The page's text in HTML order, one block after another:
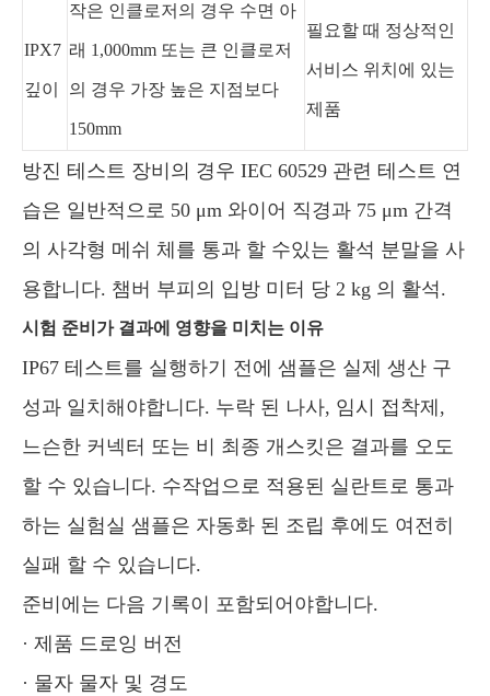
IPX7
깊이
작은 인클로저의 경우 수면 아
래 1,000mm 또는 큰 인클로저
의 경우 가장 높은 지점보다
150mm
필요할 때 정상적인
서비스 위치에 있는
제품
방진 테스트 장비의 경우 IEC 60529 관련 테스트 연
습은 일반적으로 50 μm 와이어 직경과 75 μm 간격
의 사각형 메쉬 체를 통과 할 수있는 활석 분말을 사
용합니다. 챔버 부피의 입방 미터 당 2 kg 의 활석.
시험 준비가 결과에 영향을 미치는 이유
IP67 테스트를 실행하기 전에 샘플은 실제 생산 구
성과 일치해야합니다. 누락 된 나사, 임시 접착제,
느슨한 커넥터 또는 비 최종 개스킷은 결과를 오도
할 수 있습니다. 수작업으로 적용된 실란트로 통과
하는 실험실 샘플은 자동화 된 조립 후에도 여전히
실패 할 수 있습니다.
준비에는 다음 기록이 포함되어야합니다.
· 제품 드로잉 버전
· 물자 물자 및 경도